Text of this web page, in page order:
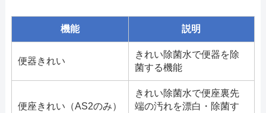
機能 説明
便器きれい
きれい除菌水で便器を除
菌する機能
便座きれい（AS2のみ）
きれい除菌水で便座裏先
端の汚れを漂白・除菌す